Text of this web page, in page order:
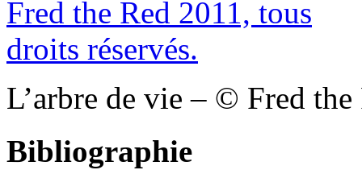
L’arbre de vie – © Fred
Bibliographie